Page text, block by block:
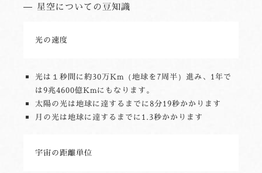
星空についての豆知識
光の速度
光は１秒間に約30万Km（地球を7周半）進み、1年で
は9兆4600億Kmにもなります。
太陽の光は地球に達するまでに8分19秒かかります
月の光は地球に達するまでに1.3秒かかります
宇宙の距離単位